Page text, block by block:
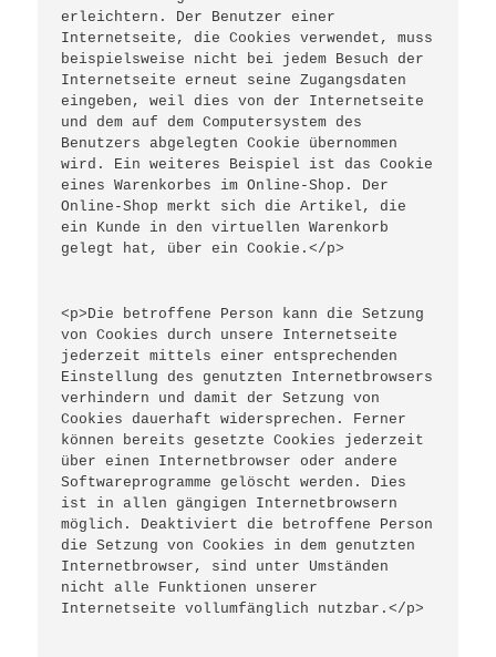
erleichtern. Der Benutzer einer
Internetseite, die Cookies verwendet, muss
beispielsweise nicht bei jedem Besuch der
Internetseite erneut seine Zugangsdaten
eingeben, weil dies von der Internetseite
und dem auf dem Computersystem des
Benutzers abgelegten Cookie übernommen
wird. Ein weiteres Beispiel ist das Cookie
eines Warenkorbes im Online-Shop. Der
Online-Shop merkt sich die Artikel, die
ein Kunde in den virtuellen Warenkorb
gelegt hat, über ein Cookie.</p>
<p>Die betroffene Person kann die Setzung
von Cookies durch unsere Internetseite
jederzeit mittels einer entsprechenden
Einstellung des genutzten Internetbrowsers
verhindern und damit der Setzung von
Cookies dauerhaft widersprechen. Ferner
können bereits gesetzte Cookies jederzeit
über einen Internetbrowser oder andere
Softwareprogramme gelöscht werden. Dies
ist in allen gängigen Internetbrowsern
möglich. Deaktiviert die betroffene Person
die Setzung von Cookies in dem genutzten
Internetbrowser, sind unter Umständen
nicht alle Funktionen unserer
Internetseite vollumfänglich nutzbar.</p>